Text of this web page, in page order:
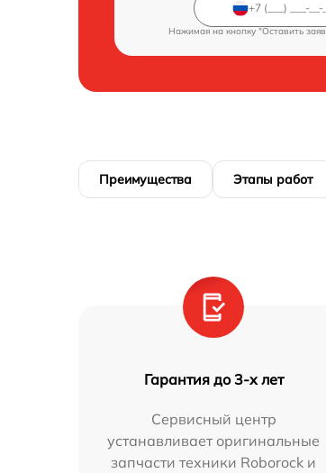
Нажимая на кнопку "Оставить
Преимущества Этапы работ
Гарантия до 3-х лет
Сервисный центр
устанавливает оригинальные
запчасти техники Roborock и